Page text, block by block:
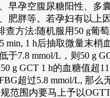
早孕空腹尿糖阳性、多
肥胖等。若孕妇有以上
查方法:随机服用50 g葡
min, 1 h后抽取微量末梢
于7.8 mmol/L，则50 g
g GCT 1 h的血糖值超
超过5.8 mmol/L, 那么
范围内要马上予以